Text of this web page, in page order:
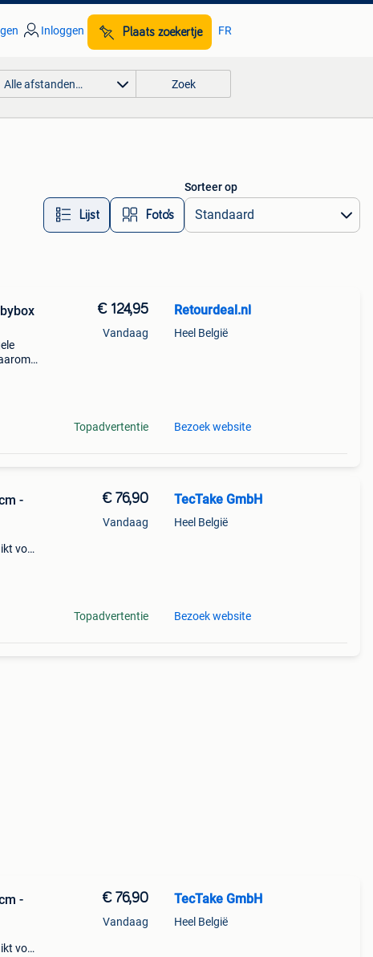
Inloggen Plaats zoekertje FR
Alle afstanden… Zoek
Lijst Foto’s
Sorteer op
€ 124,95
Vandaag
Topadvertentie
Retourdeal.nl
Heel België
Bezoek website
-
voor
€ 76,90
Vandaag
Topadvertentie
TecTake GmbH
Heel België
Bezoek website
-
voor
€ 76,90
Vandaag
TecTake GmbH
Heel België